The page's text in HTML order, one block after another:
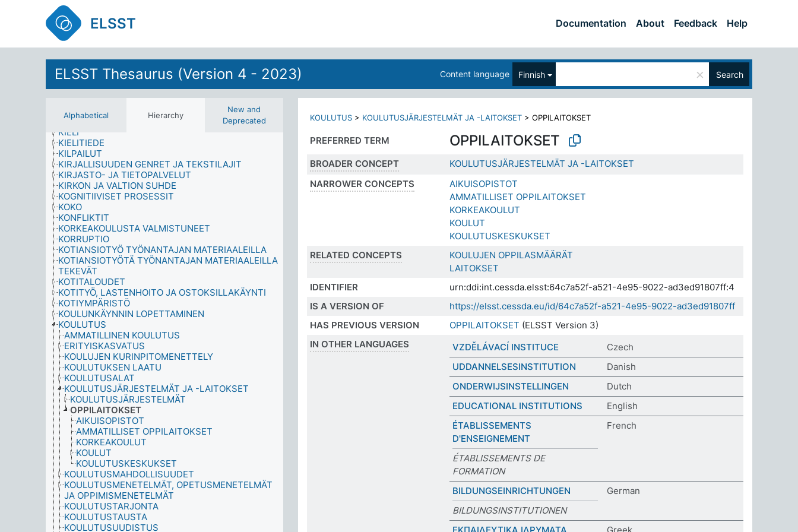
ELSST Documentation About Feedback Help
ELSST Thesaurus (Version 4 - 2023) Content language Finnish × Search
Alphabetical Hierarchy
New and
Deprecated
JULKISET PALVELUT
JULKISUUDEN HENKILÖT
KANSALAISUUS JA KANSALLISUUS
KANSANTALOUSTIEDE
KASVILLISUUS
KÄTISYYS
KÄYTTÄYTYMINEN
KÄYTTÄYTYMISTIETEET
KEHITYS
KENTTÄTYÖ
KERUUFREKVENSSI
KIELI
KIELITIEDE
KILPAILUT
KIRJALLISUUDEN GENRET JA TEKSTILAJIT
KIRJASTO- JA TIETOPALVELUT
KIRKON JA VALTION SUHDE
KOGNITIIVISET PROSESSIT
KOKO
KONFLIKTIT
KORKEAKOULUSTA VALMISTUNEET
KORRUPTIO
KOTIANSIOTYÖ TYÖNANTAJAN MATERIAALEILLA
KOTIANSIOTYÖTÄ TYÖNANTAJAN MATERIAALEILLA
TEKEVÄT
KOTITALOUDET
KOTITYÖ, LASTENHOITO JA OSTOKSILLAKÄYNTI
KOTIYMPÄRISTÖ
KOULUNKÄYNNIN LOPETTAMINEN
KOULUTUS
AMMATILLINEN KOULUTUS
ERITYISKASVATUS
KOULUJEN KURINPITOMENETTELY
KOULUTUKSEN LAATU
KOULUTUSALAT
KOULUTUSJÄRJESTELMÄT JA -LAITOKSET
KOULUTUSJÄRJESTELMÄT
OPPILAITOKSET
AIKUISOPISTOT
AMMATILLISET OPPILAITOKSET
KORKEAKOULUT
KOULUT
KOULUTUSKESKUKSET
KOULUTUSMAHDOLLISUUDET
KOULUTUSMENETELMÄT, OPETUSMENETELMÄT
JA OPPIMISMENETELMÄT
KOULUTUSTARJONTA
KOULUTUSTAUSTA
KOULUTUSUUDISTUS
KOULUTUS > KOULUTUSJÄRJESTELMÄT JA -LAITOKSET > OPPILAITOKSET
PREFERRED TERM OPPILAITOKSET
BROADER CONCEPT
KOULUTUSJÄRJESTELMÄT JA -LAITOKSET
NARROWER CONCEPTS
AIKUISOPISTOT
AMMATILLISET OPPILAITOKSET
KORKEAKOULUT
KOULUT
KOULUTUSKESKUKSET
RELATED CONCEPTS
KOULUJEN OPPILASMÄÄRÄT
LAITOKSET
IDENTIFIER
urn:ddi:int.cessda.elsst:64c7a52f-a521-4e95-9022-ad3ed91807ff:4
IS A VERSION OF
https://elsst.cessda.eu/id/64c7a52f-a521-4e95-9022-ad3ed91807ff
HAS PREVIOUS VERSION
OPPILAITOKSET (ELSST Version 3)
IN OTHER LANGUAGES
VZDĚLÁVACÍ INSTITUCE
Czech
UDDANNELSESINSTITUTION
Danish
ONDERWIJSINSTELLINGEN
Dutch
EDUCATIONAL INSTITUTIONS
English
ÉTABLISSEMENTS
D'ENSEIGNEMENT
French
ÉTABLISSEMENTS DE
FORMATION
BILDUNGSEINRICHTUNGEN
German
BILDUNGSINSTITUTIONEN